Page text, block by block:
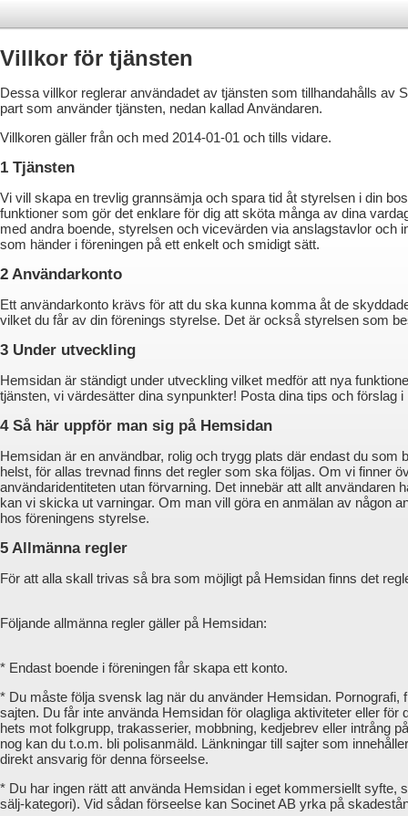
Villkor för tjänsten
Dessa villkor reglerar användadet av tjänsten som tillhandahålls av
part som använder tjänsten, nedan kallad Användaren.
Villkoren gäller från och med 2014-01-01 och tills vidare.
1 Tjänsten
Vi vill skapa en trevlig grannsämja och spara tid åt styrelsen i din
funktioner som gör det enklare för dig att sköta många av dina
med andra boende, styrelsen och vicevärden via anslagstavlor och
som händer i föreningen på ett enkelt och smidigt sätt.
2 Användarkonto
Ett användarkonto krävs för att du ska kunna komma åt de
vilket du får av din förenings styrelse. Det är också styrelsen som
3 Under utveckling
Hemsidan är ständigt under utveckling vilket medför att nya
tjänsten, vi värdesätter dina synpunkter! Posta dina tips och förslag
4 Så här uppför man sig på Hemsidan
Hemsidan är en användbar, rolig och trygg plats där endast du
helst, för allas trevnad finns det regler som ska följas. Om vi finner
användaridentiteten utan förvarning. Det innebär att allt
kan vi skicka ut varningar. Om man vill göra en anmälan av någon
hos föreningens styrelse.
5 Allmänna regler
För att alla skall trivas så bra som möjligt på Hemsidan finns det
Följande allmänna regler gäller på Hemsidan:
* Endast boende i föreningen får skapa ett konto.
* Du måste följa svensk lag när du använder Hemsidan.
sajten. Du får inte använda Hemsidan för olagliga aktiviteter eller
hets mot folkgrupp, trakasserier, mobbning, kedjebrev eller intrång
nog kan du t.o.m. bli polisanmäld. Länkningar till sajter som
direkt ansvarig för denna förseelse.
* Du har ingen rätt att använda Hemsidan i eget kommersiellt
sälj-kategori). Vid sådan förseelse kan Socinet AB yrka på